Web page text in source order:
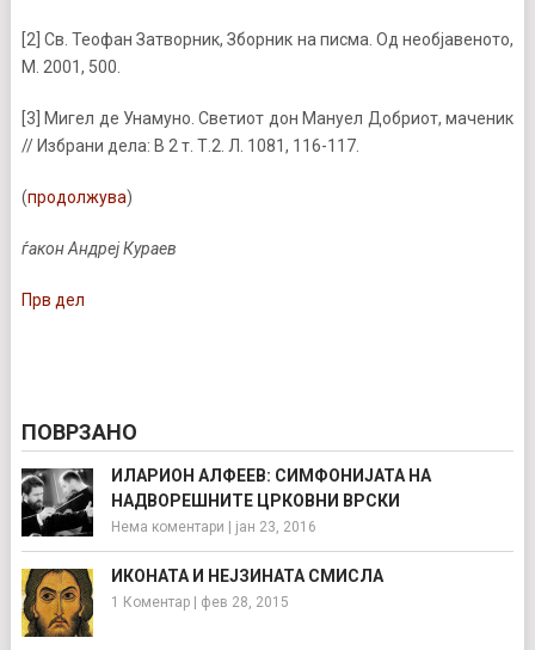
[2] Св. Теофан Затворник, Зборник на писма. Од необјавеното,
М. 2001, 500.
[3] Мигел де Унамуно. Светиот дон Мануел Добриот, маченик
// Избрани дела: В 2 т. Т.2. Л. 1081, 116-117.
(продолжува)
ѓакон Андреј Кураев
Прв дел
ПОВРЗАНО
ИЛАРИОН АЛФЕЕВ: СИМФОНИЈАТА НА
НАДВОРЕШНИТЕ ЦРКОВНИ ВРСКИ
Нема коментари јан 23, 2016
ИКОНАТА И НЕЈЗИНАТА СМИСЛА
1 Коментар| фев 28, 2015